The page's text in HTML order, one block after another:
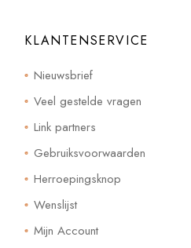
KLANTENSERVICE
Nieuwsbrief
Veel gestelde vragen
Link partners
Gebruiksvoorwaarden
Herroepingsknop
Wenslijst
Mijn Account